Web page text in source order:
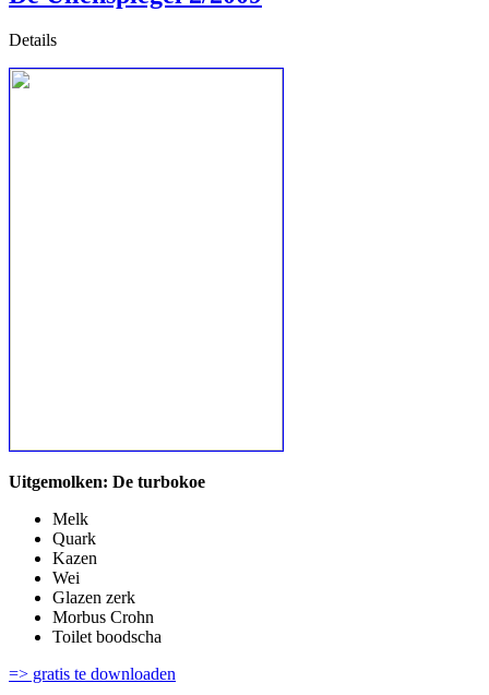
Details
Uitgemolken: De turbokoe
Melk
Quark
Kazen
Wei
Glazen zerk
Morbus Crohn
Toilet boodscha
=> gratis te downloaden